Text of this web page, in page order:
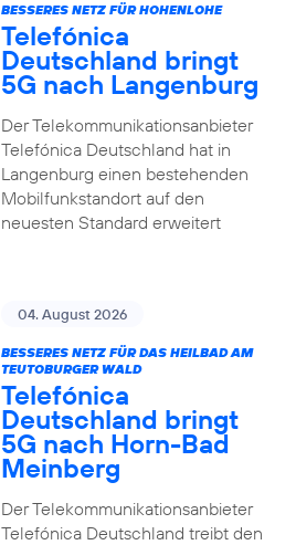
BESSERES NETZ FÜR HOHENLOHE
Telefónica
Deutschland bringt
5G nach Langenburg
Der Telekommunikationsanbieter
Telefónica Deutschland hat in
Langenburg einen bestehenden
Mobilfunkstandort auf den
neuesten Standard erweitert
04. August 2026
BESSERES NETZ FÜR DAS HEILBAD AM
TEUTOBURGER WALD
Telefónica
Deutschland bringt
5G nach Horn-Bad
Meinberg
Der Telekommunikationsanbieter
Telefónica Deutschland treibt den